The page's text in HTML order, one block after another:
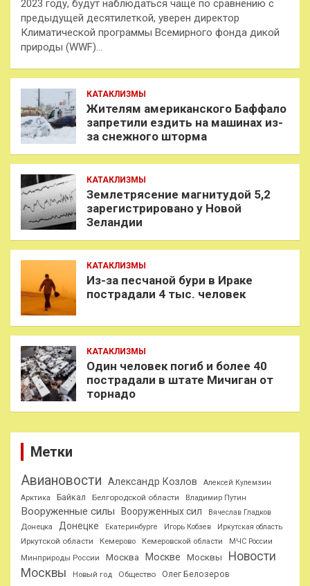
2023 году, будут наблюдаться чаще по сравнению с
предыдущей десятилеткой, уверен директор
Климатической программы Всемирного фонда дикой
природы (WWF)…
КАТАКЛИЗМЫ
Жителям американского Баффало
запретили ездить на машинах из-
за снежного шторма
КАТАКЛИЗМЫ
Землетрясение магнитудой 5,2
зарегистрировано у Новой
Зеландии
КАТАКЛИЗМЫ
Из-за песчаной бури в Ираке
пострадали 4 тыс. человек
КАТАКЛИЗМЫ
Один человек погиб и более 40
пострадали в штате Мичиган от
торнадо
Метки
Авиановости Александр Козлов
Алексей Кулемзин
Арктика
Байкал Белгородской области Владимир Путин
Вооруженные силы Вооруженных сил
Вячеслав Гладков
Донецка
Донецке Екатеринбурге Игорь Кобзев Иркутская область
Иркутской области Кемерово Кемеровской области
МЧС России
Минприроды России
Москва Москве Москвы
Новости
Москвы
Новый год Общество Олег Белозеров